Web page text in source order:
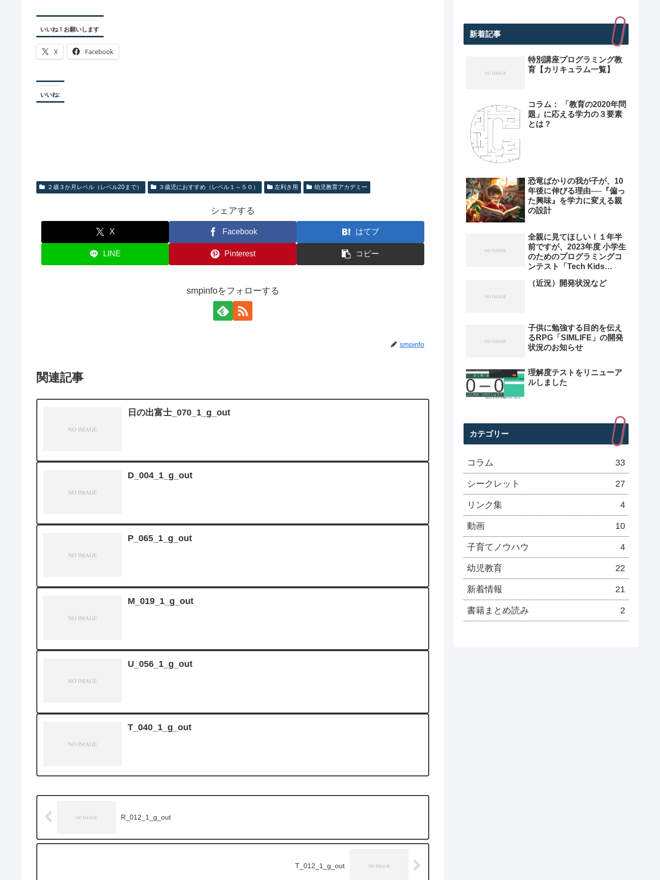
いいね！お願いします
X Facebook
いいね:
２歳３か月レベル（レベル20まで） ３歳児におすすめ（レベル１～５０） 左利き用 幼児教育アカデミー
シェアする
X Facebook はてブ
LINE Pinterest コピー
smpinfoをフォローする
smpinfo
関連記事
日の出富士_070_1_g_out
D_004_1_g_out
P_065_1_g_out
M_019_1_g_out
U_056_1_g_out
T_040_1_g_out
R_012_1_g_out
T_012_1_g_out
新着記事
特別講座プログラミング教
育【カリキュラム一覧】
コラム： 「教育の2020年問
題」に応える学力の３要素
とは？
恐竜ばかりの我が子が、10
年後に伸びる理由──『偏っ
た興味』を学力に変える親
の設計
全親に見てほしい！１年半
前ですが、2023年度 小学生
のためのプログラミングコ
ンテスト「Tech Kids
勝プレゼン動画を紹介。プ
（近況）開発状況など
子供に勉強する目的を伝え
るRPG「SIMLIFE」の開発
状況のお知らせ
理解度テストをリニューア
ルしました
カテゴリー
コラム 33
シークレット 27
リンク集 4
動画 10
子育てノウハウ 4
幼児教育 22
新着情報 21
書籍まとめ読み 2